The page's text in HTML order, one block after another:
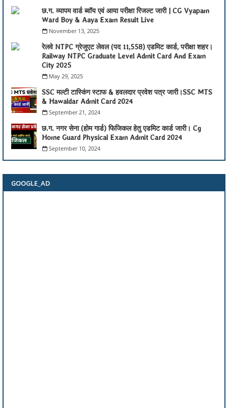
छ.ग. व्यापम वार्ड ब्वॉय एवं आया परीक्षा रिजल्ट जारी | CG Vyapam
Ward Boy & Aaya Exam Result Live
November 13, 2025
रेलवे NTPC ग्रेजुएट लेवल (पद 11,558) एडमिट कार्ड, परीक्षा शहर।
Railway NTPC Graduate Level Admit Card And Exam
City 2025
May 29, 2025
SSC मल्टी टास्किंग स्टाफ & हवलदार प्रवेश पत्र जारी।SSC MTS
& Hawaldar Admit Card 2024
September 21, 2024
छ.ग. नगर सेना (होम गार्ड) फिजिकल हेतु एडमिट कार्ड जारी। Cg
Home Guard Physical Exam Admit Card 2024
September 10, 2024
GOOGLE_AD